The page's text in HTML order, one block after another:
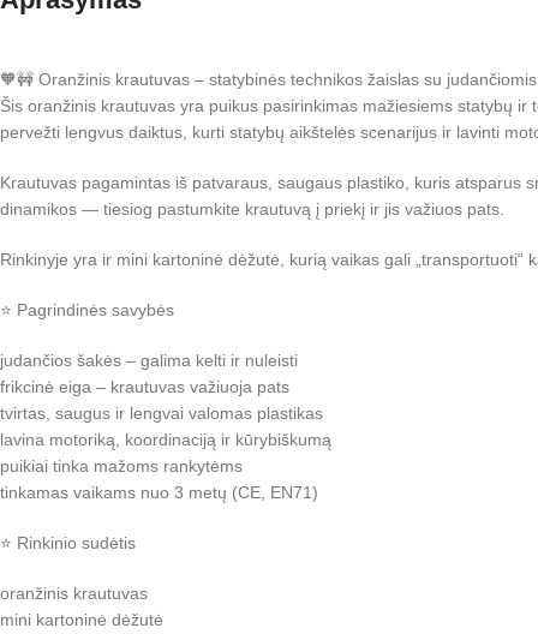
🧡🚧 Oranžinis krautuvas – statybinės technikos žaislas su
Šis oranžinis krautuvas yra puikus pasirinkimas mažiesiems statybų
pervežti lengvus daiktus, kurti statybų aikštelės scenarijus ir lavinti
Krautuvas pagamintas iš patvaraus, saugaus plastiko, kuris atsparus
dinamikos — tiesiog pastumkite krautuvą į priekį ir jis važiuos pats.
Rinkinyje yra ir mini kartoninė dėžutė, kurią vaikas gali „transportuoti“
⭐ Pagrindinės savybės
judančios šakės – galima kelti ir nuleisti
frikcinė eiga – krautuvas važiuoja pats
tvirtas, saugus ir lengvai valomas plastikas
lavina motoriką, koordinaciją ir kūrybiškumą
puikiai tinka mažoms rankytėms
tinkamas vaikams nuo 3 metų (CE, EN71)
⭐ Rinkinio sudėtis
oranžinis krautuvas
mini kartoninė dėžutė